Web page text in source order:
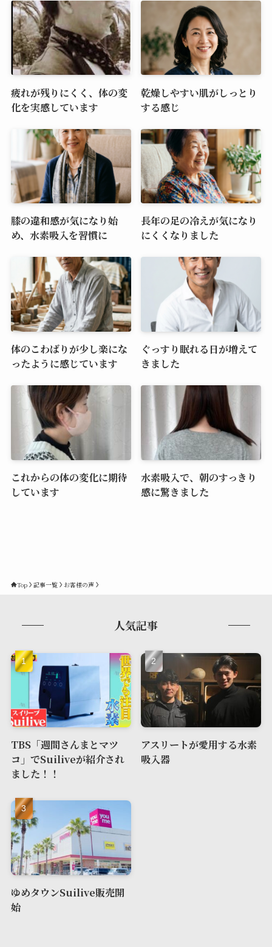
疲れが残りにくく、体の変
化を実感しています
乾燥しやすい肌がしっとり
する感じ
膝の違和感が気になり始
め、水素吸入を習慣に
長年の足の冷えが気になり
にくくなりました
体のこわばりが少し楽にな
ったように感じています
ぐっすり眠れる日が増えて
きました
これからの体の変化に期待
しています
水素吸入で、朝のすっきり
感に驚きました
Top 記事一覧 お客様の声
人気記事
TBS「週間さんまとマツ
コ」でSuiliveが紹介され
ました！！
アスリートが愛用する水素
吸入器
ゆめタウンSuilive販売開
始